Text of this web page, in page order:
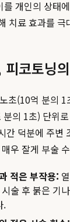
를 개인의 상태
치료 효과를 극
코토닝
초(10억 분의
의 1초) 단위
간 덕분에 주변
우 잘게 부술
적은 부작용:
술 후 붉은 기
.